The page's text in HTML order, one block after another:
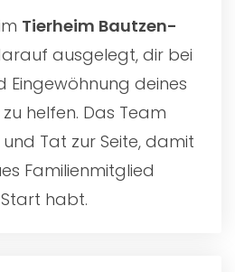
Tierheim Bautzen-
ausgelegt, dir bei
Eingewöhnung deines
helfen. Das Team
Tat zur Seite, damit
Familienmitglied
habt.